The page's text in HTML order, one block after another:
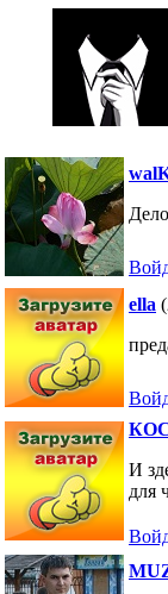
ella
И
для